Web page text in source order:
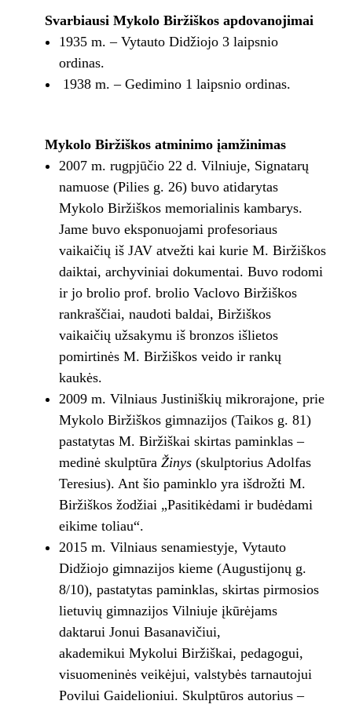
Svarbiausi Mykolo Biržiškos apdovanojimai
1935 m. – Vytauto Didžiojo 3 laipsnio
ordinas.
1938 m. – Gedimino 1 laipsnio ordinas.
Mykolo Biržiškos atminimo įamžinimas
2007 m. rugpjūčio 22 d. Vilniuje, Signatarų
namuose (Pilies g. 26) buvo atidarytas
Mykolo Biržiškos memorialinis kambarys.
Jame buvo eksponuojami profesoriaus
vaikaičių iš JAV atvežti kai kurie M. Biržiškos
daiktai, archyviniai dokumentai. Buvo rodomi
ir jo brolio prof. brolio Vaclovo Biržiškos
rankraščiai, naudoti baldai, Biržiškos
vaikaičių užsakymu iš bronzos išlietos
pomirtinės M. Biržiškos veido ir rankų
kaukės.
2009 m. Vilniaus Justiniškių mikrorajone, prie
Mykolo Biržiškos gimnazijos (Taikos g. 81)
pastatytas M. Biržiškai skirtas paminklas –
medinė skulptūra Žinys(skulptorius Adolfas
Teresius). Ant šio paminklo yra išdrožti M.
Biržiškos žodžiai „Pasitikėdami ir budėdami
eikime toliau“.
2015 m. Vilniaus senamiestyje, Vytauto
Didžiojo gimnazijos kieme (Augustijonų g.
8/10), pastatytas paminklas, skirtas pirmosios
lietuvių gimnazijos Vilniuje įkūrėjams
daktarui Jonui Basanavičiui,
akademikui Mykolui Biržiškai, pedagogui,
visuomeninės veikėjui, valstybės tarnautojui
Povilui Gaidelioniui. Skulptūros autorius –